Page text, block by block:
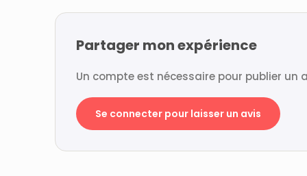
Partager mon expérience
Un compte est nécessaire pour publier un
Se connecter pour laisser un avis